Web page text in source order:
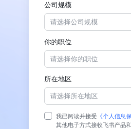
公司规模
请选择公司规模
你的职位
请选择你的职位
所在地区
请选择所在地区
我已阅读并接受 《个人信息
其他电子方式接收飞书产品